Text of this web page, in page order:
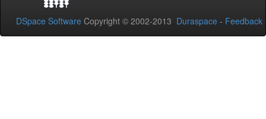
DSpace Software Copyright © 2002-2013 Duraspace - Feedback